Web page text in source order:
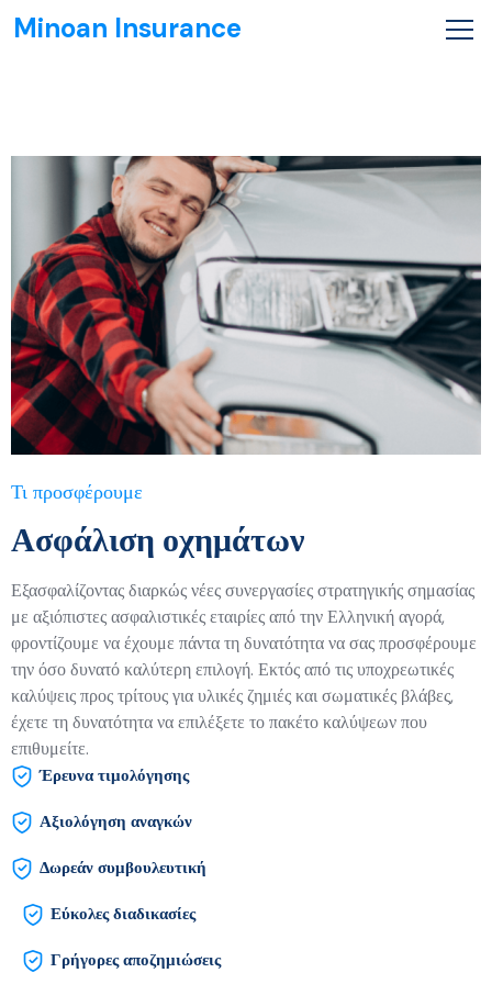
Minoan Insurance
Τι προσφέρουμε
Ασφάλιση οχημάτων
Εξασφαλίζοντας διαρκώς νέες συνεργασίες στρατηγικής σημασίας
με αξιόπιστες ασφαλιστικές εταιρίες από την Ελληνική αγορά,
φροντίζουμε να έχουμε πάντα τη δυνατότητα να σας προσφέρουμε
την όσο δυνατό καλύτερη επιλογή. Εκτός από τις υποχρεωτικές
καλύψεις προς τρίτους για υλικές ζημιές και σωματικές βλάβες,
έχετε τη δυνατότητα να επιλέξετε το πακέτο καλύψεων που
επιθυμείτε.
Έρευνα τιμολόγησης
Αξιολόγηση αναγκών
Δωρεάν συμβουλευτική
Εύκολες διαδικασίες
Γρήγορες αποζημιώσεις